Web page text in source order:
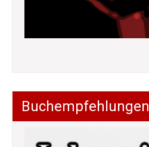
Buchempfehlungen